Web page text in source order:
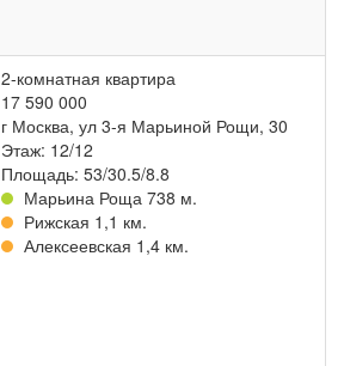
2-комнатная квартира
17 590 000
г Москва, ул 3-я Марьиной Рощи, 30
Этаж: 12/12
Площадь: 53/30.5/8.8
Марьина Роща 738 м.
Рижская 1,1 км.
Алексеевская 1,4 км.